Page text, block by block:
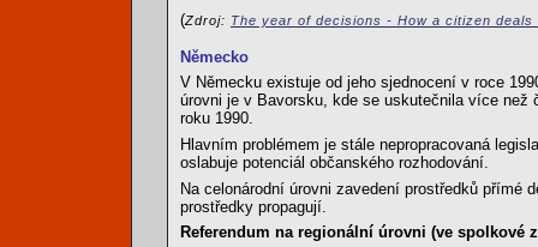
(Zdroj: The year of decisions - How a citizen
Německo
V Německu existuje od jeho sjednocení v roce
úrovni je v Bavorsku, kde se uskutečnila více než
roku 1990.
Hlavním problémem je stále nepropracovaná
oslabuje potenciál občanského rozhodování.
Na celonárodní úrovni zavedení prostředků
prostředky propagují.
Referendum na regionální úrovni (ve spolkové